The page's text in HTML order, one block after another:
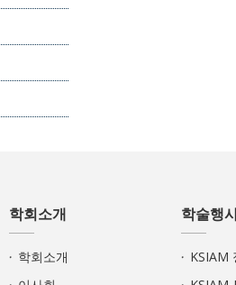
학회소개
학회소개
학술행
KSIAM